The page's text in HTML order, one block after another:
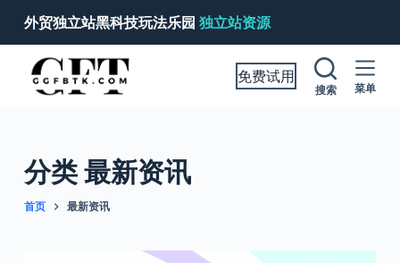
跳
过
内
外贸独立站黑科技玩法乐园 独立站资源
免费试用
搜索 菜单
分类最新资讯
首页 最新资讯